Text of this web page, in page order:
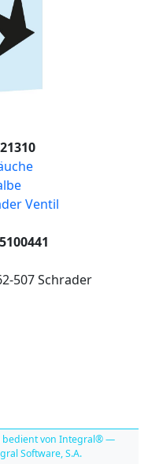
Ventil
507 Schrader
bedient von Integral® —
Software, S.A.